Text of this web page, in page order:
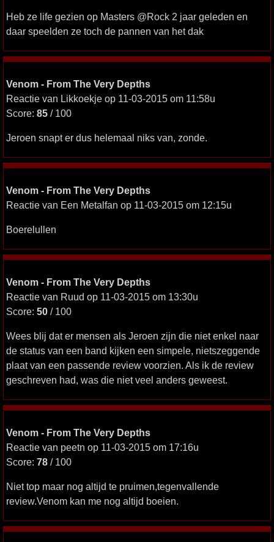
Heb ze life gezien op Masters @Rock 2 jaar geleden en
daar speelden ze toch de pannen van het dak
Venom - From The Very Depths
Reactie van Likkoekje op 11-03-2015 om 11:58u
Score: 85 / 100
Jeroen snapt er dus helemaal niks van, zonde.
Venom - From The Very Depths
Reactie van Een Metalfan op 11-03-2015 om 12:15u
Boerelullen
Venom - From The Very Depths
Reactie van Ruud op 11-03-2015 om 13:30u
Score: 50 / 100
Wees blij dat er mensen als Jeroen zijn die niet enkel naar
de status van een band kijken een simpele, nietszeggende
plaat van een passende review voorzien. Als ik de review
geschreven had, was die niet veel anders geweest.
Venom - From The Very Depths
Reactie van peetn op 11-03-2015 om 17:16u
Score: 78 / 100
Niet top maar nog altijd te pruimen,tegenvallende
review.Venom kan me nog altijd boeien.